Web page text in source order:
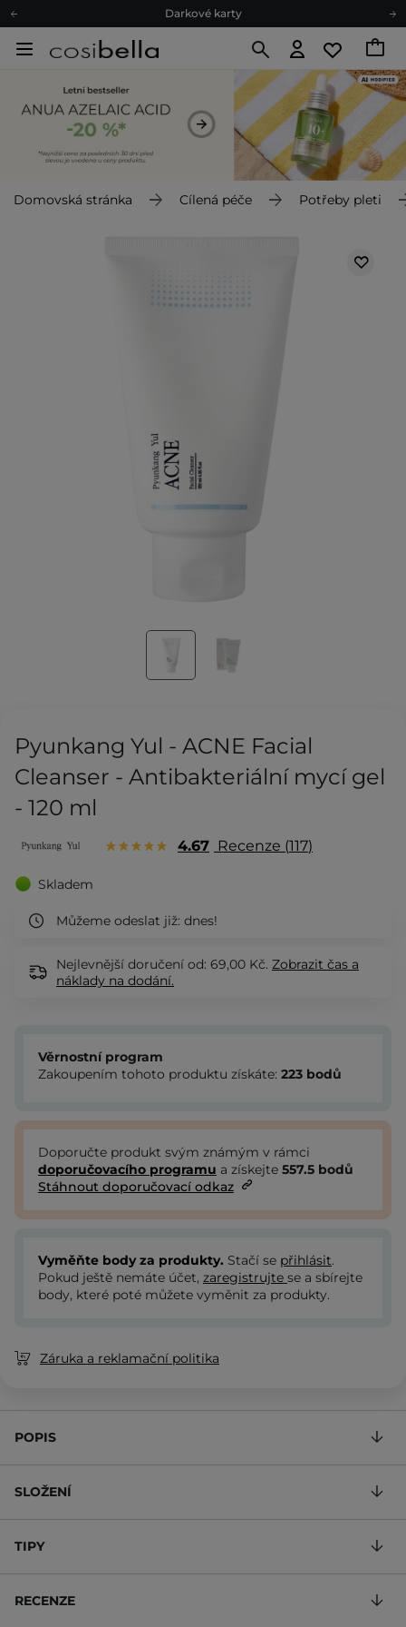
Darkové karty
Odeslání do 24 hod.
Darkové karty
Ekologické balení
Domovská stránka Cílená péče Potřeby pleti
Pyunkang Yul - ACNE Facial
Cleanser - Antibakteriální mycí gel
- 120 ml
4.67 Recenze 117
Skladem
Můžeme odeslat již: dnes!
Nejlevnější doručení od: 69,00 Kč. Zobrazit čas a
náklady na dodání.
Věrnostní program
Zakoupením tohoto produktu získáte: 223 bodů
Doporučte produkt svým známým v rámci
doporučovacího programu a získejte 557.5 bodů
Stáhnout doporučovací odkaz
Vyměňte body za produkty. Stačí se přihlásit.
Pokud ještě nemáte účet, zaregistrujte se a sbírejte
body, které poté můžete vyměnit za produkty.
Záruka a reklamační politika
POPIS
SLOŽENÍ
TIPY
RECENZE